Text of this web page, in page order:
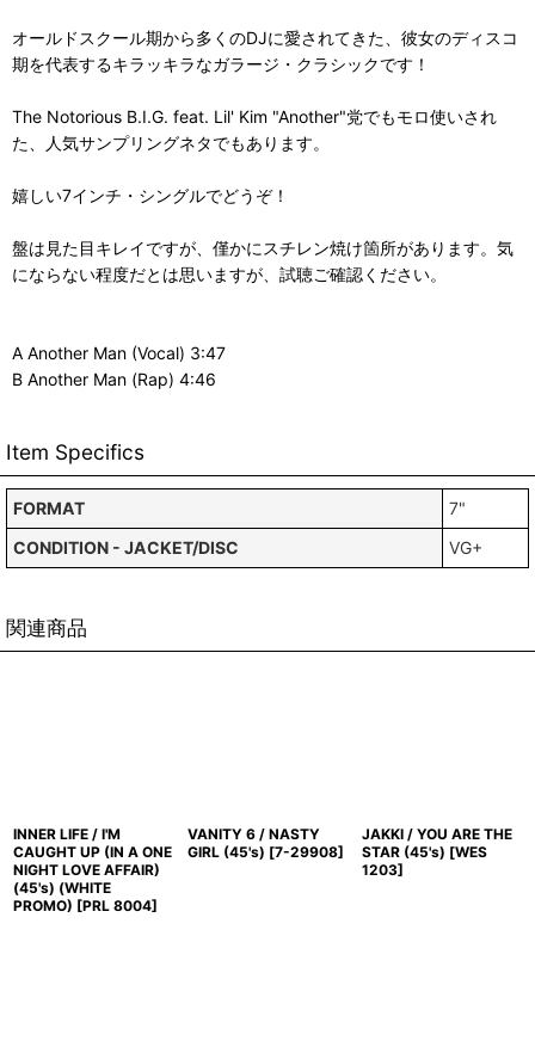
オールドスクール期から多くのDJに愛されてきた、彼女のディスコ
期を代表するキラッキラなガラージ・クラシックです！
The Notorious B.I.G. feat. Lil' Kim "Another"党でもモロ使いされ
た、人気サンプリングネタでもあります。
嬉しい7インチ・シングルでどうぞ！
盤は見た目キレイですが、僅かにスチレン焼け箇所があります。気
にならない程度だとは思いますが、試聴ご確認ください。
A Another Man (Vocal) 3:47
B Another Man (Rap) 4:46
Item Specifics
FORMAT
7"
CONDITION - JACKET/DISC
VG+
関連商品
INNER LIFE / I'M
CAUGHT UP (IN A ONE
NIGHT LOVE AFFAIR)
(45's) (WHITE
PROMO) [PRL 8004]
VANITY 6 / NASTY
GIRL (45's) [7-29908]
JAKKI / YOU ARE THE
STAR (45's) [WES
1203]